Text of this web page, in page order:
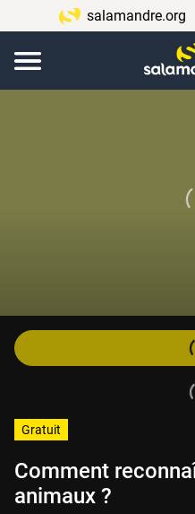
salamandre.org
Gratuit
Comment
animaux ?